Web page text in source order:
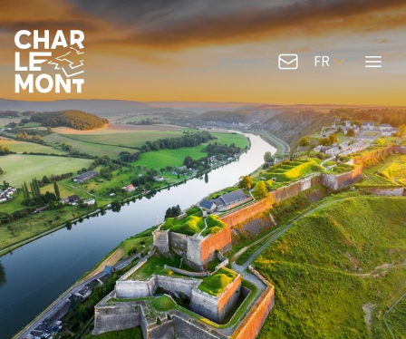
Logo de Charlemont
Contactez-nous
FR
Menu